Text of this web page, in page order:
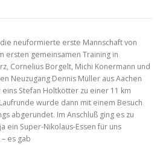
neuformierte erste Mannschaft von
ersten gemeinsamen Training in
Cornelius Borgelt, Michi Konermann und
Neuzugang Dennis Müller aus Aachen
Stefan Holtkötter zu einer 11 km
wurde dann mit einem Besuch
abgerundet. Im Anschluß ging es zu
ein Super-Nikolaus-Essen für uns
es gab